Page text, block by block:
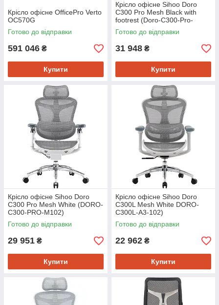
Крісло офісне OfficePro Verto
OC570G
Готово до відправки
591 046 ₴
Купити
Крісло офісне Sihoo Doro
C300 Pro Mesh Black with
footrest (Doro-C300-Pro-
M101-JT)
Готово до відправки
31 948 ₴
Купити
Крісло офісне Sihoo Doro
C300 Pro Mesh White (DORO-
C300-PRO-M102)
Готово до відправки
29 951 ₴
Купити
Крісло офісне Sihoo Doro
C300L Mesh White DORO-
C300L-A3-102)
Готово до відправки
22 962 ₴
Купити